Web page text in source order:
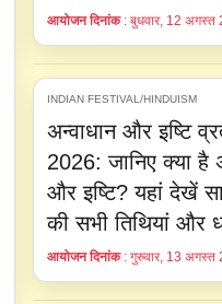
आयोजन दिनांक: बुधवार, 12 अगस्त
INDIAN FESTIVAL/HINDUISM
अन्वाधान और इष्टि
2026: जानिए क्या है
और इष्टि? यहां देखें
की सभी तिथियां और
आयोजन दिनांक: गुरुवार, 13 अगस्त